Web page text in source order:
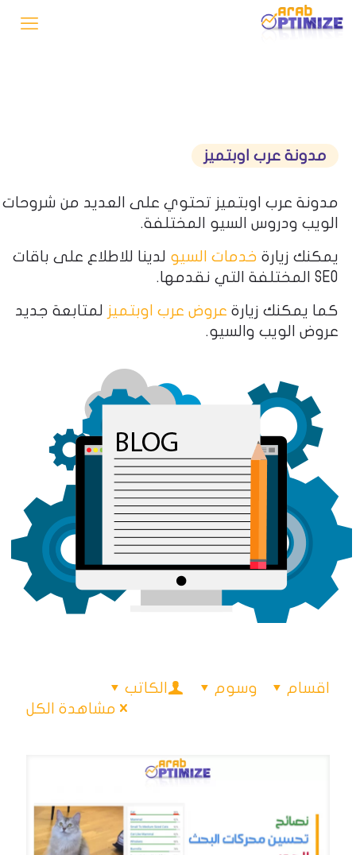
مدونة عرب اوبتميز
مدونة عرب اوبتميز تحتوي على العديد من شروحات
الويب ودروس السيو المختلفة.
يمكنك زيارة خدمات السيو لدينا للاطلاع على باقات
SEO المختلفة التي نقدمها.
كما يمكنك زيارة عروض عرب اوبتميز لمتابعة جديد
عروض الويب والسيو.
اقسام وسوم
الكاتب
مشاهدة الكل